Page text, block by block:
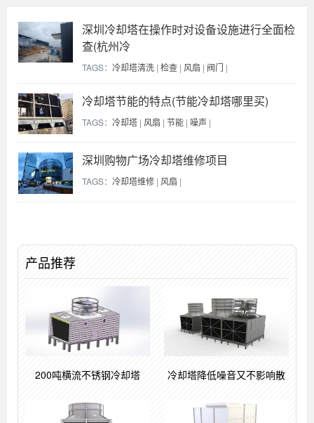
深圳冷却塔在操作时对设备设施进行全面检
查(杭州冷
TAGS： 冷却塔清洗 | 检查 | 风扇 | 阀门 |
冷却塔节能的特点(节能冷却塔哪里买)
TAGS： 冷却塔 | 风扇 | 节能 | 噪声 |
深圳购物广场冷却塔维修项目
TAGS： 冷却塔维修 | 风扇 |
产品推荐
200吨横流不锈钢冷却塔 冷却塔降低噪音又不影响散